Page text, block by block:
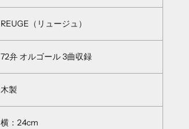
REUGE（リュージュ）
72弁 オルゴール 3曲収録
木製
横：24cm